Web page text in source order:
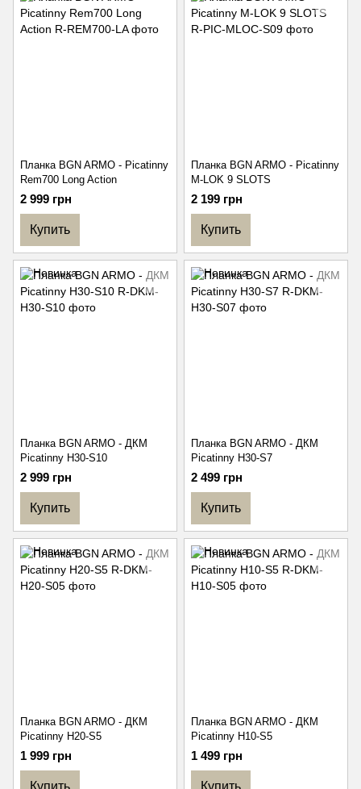
Планка BGN ARMO - Picatinny
Rem700 Long Action
2 999 грн
Купить
Планка BGN ARMO - Picatinny
M-LOK 9 SLOTS
2 199 грн
Купить
Планка BGN ARMO - ДКМ
Picatinny H30-S10
2 999 грн
Купить
Планка BGN ARMO - ДКМ
Picatinny H30-S7
2 499 грн
Купить
Планка BGN ARMO - ДКМ
Picatinny H20-S5
1 999 грн
Купить
Планка BGN ARMO - ДКМ
Picatinny H10-S5
1 499 грн
Купить